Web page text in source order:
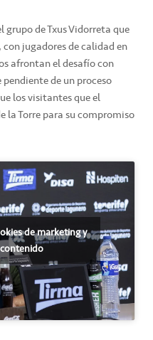
de Txus Vidorreta que
jugadores de calidad en
afrontan el desafío con
de un proceso
los visitantes que el
la Torre para su compromiso
de marketing y